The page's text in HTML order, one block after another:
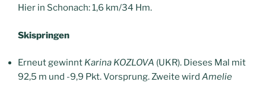
Hier in Schonach: 1,6 km/34 Hm.
Skispringen
Erneut gewinnt Karina KOZLOVA (UKR). Dieses Mal mit
92,5 m und -9,9 Pkt. Vorsprung. Zweite wird Amelie